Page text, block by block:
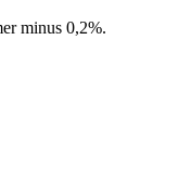
minus 0,2%.